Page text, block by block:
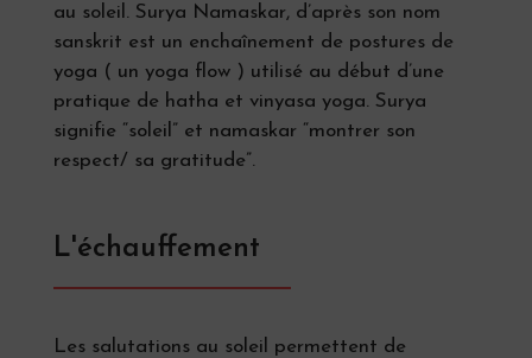
au soleil. Surya Namaskar, d’après son nom
sanskrit est un enchaînement de postures de
yoga ( un yoga flow ) utilisé au début d’une
pratique de hatha et vinyasa yoga. Surya
signifie “soleil” et namaskar “montrer son
respect/ sa gratitude”.
L'échauffement
Les salutations au soleil permettent de